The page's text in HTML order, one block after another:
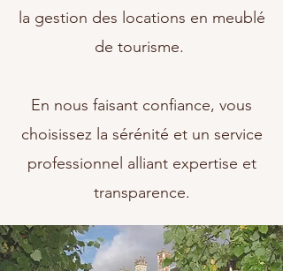
la gestion des locations en meublé
de tourisme.​
En nous faisant confiance, vous
choisissez la sérénité et un service
professionnel alliant expertise et
transparence.